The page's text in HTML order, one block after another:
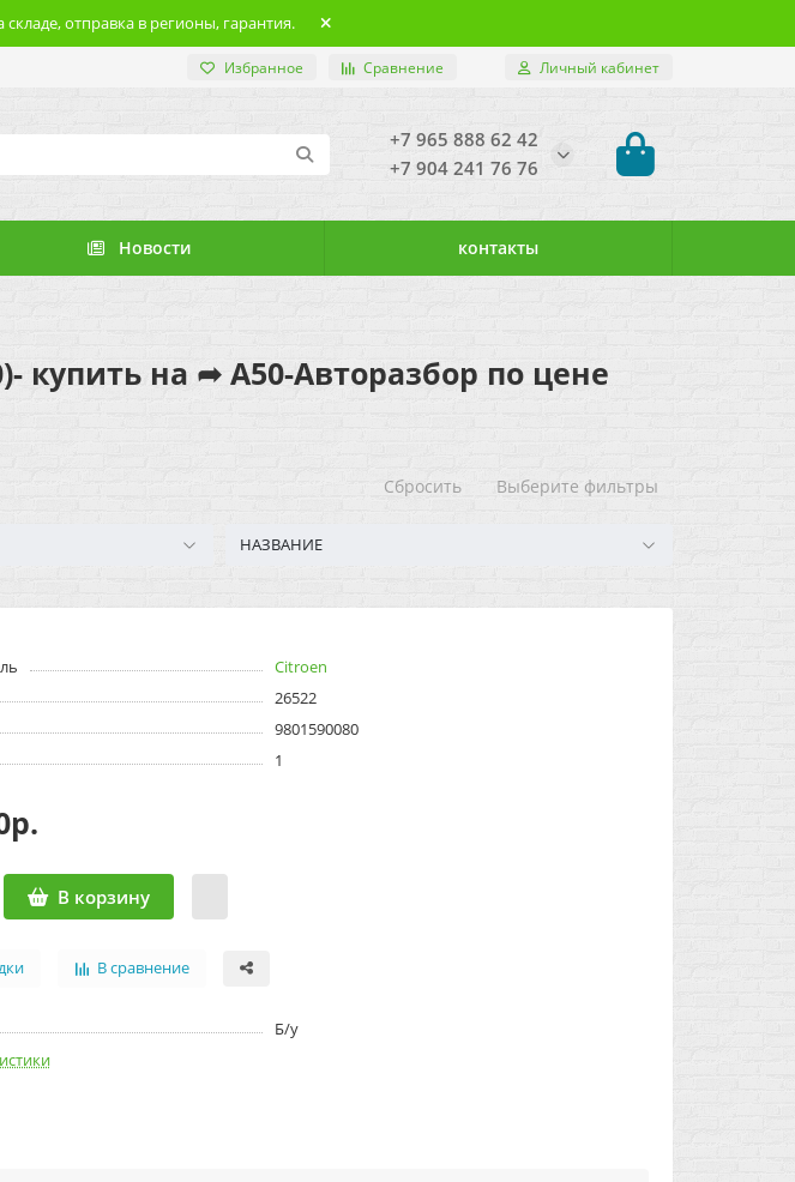
отправка в регионы, гарантия.
Избранное Сравнение Личный кабинет
+7 965 888 62 42
+7 904 241 76 76
Новости контакты
купить на ➦ А50-Авторазбор по цене
Сбросить Выберите фильтры
НАЗВАНИЕ
Citroen
26522
9801590080
1
В корзину
В сравнение
Б/у